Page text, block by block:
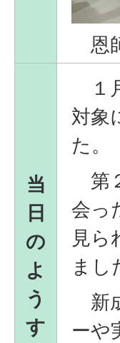
恩
当
日
の
よ
う
す
１
対象
た。
第
会っ
見ら
まし
新
ーや